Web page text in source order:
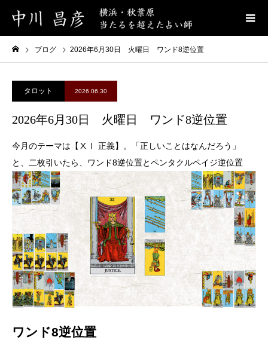
ブログ 2026年6月30日 火曜日 ワンド8逆位置
タロット 2026.06.30
2026年6月30日 火曜日 ワンド8逆位置
今月のテーマは【ⅩⅠ 正義】。「正しいことはなんだろう」
と、二枚引いたら、ワンド8逆位置とペンタクルペイジ逆位置
ワンド8逆位置